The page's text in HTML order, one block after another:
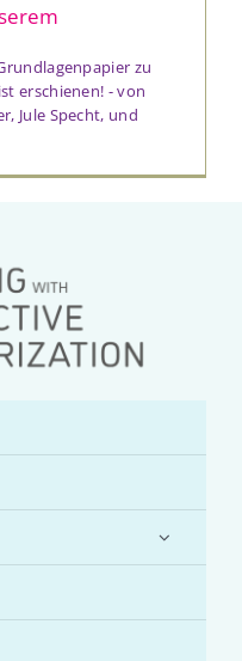
zu
erschienen! - von
Jule Specht, und